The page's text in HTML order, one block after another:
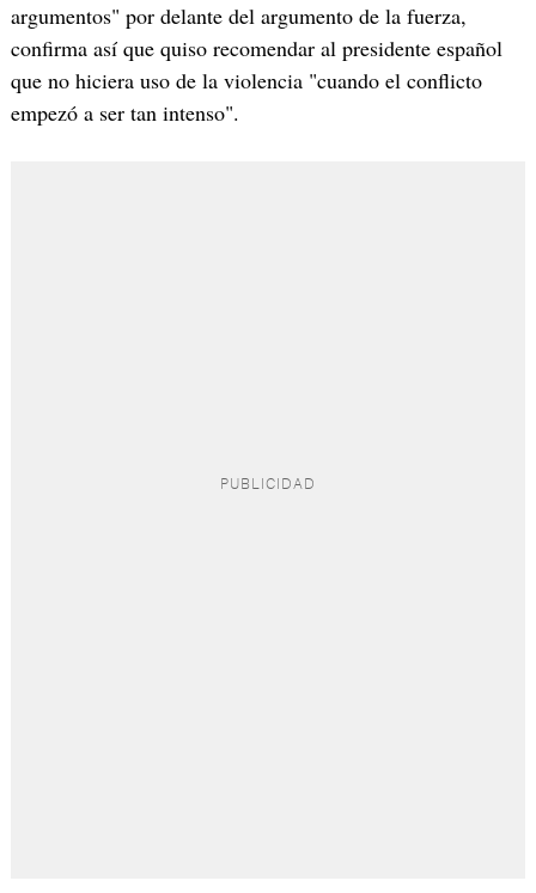
argumentos" por delante del argumento de la fuerza,
confirma así que quiso recomendar al presidente español
que no hiciera uso de la violencia "cuando el conflicto
empezó a ser tan intenso".